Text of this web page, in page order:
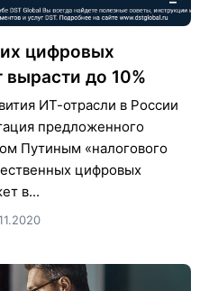
цифровых
до 10%
ИТ-отрасли в России
предложенного
Путиным «налогового
цифровых
в...